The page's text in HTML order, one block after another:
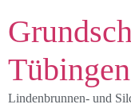
Tübingen
Lindenbrunnen- und